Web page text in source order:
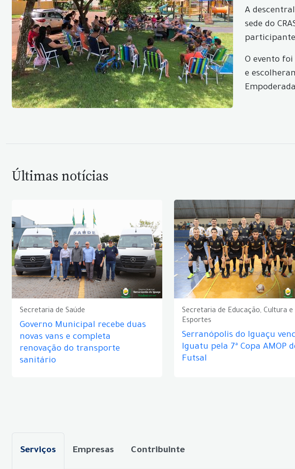
A
sede do
O evento
e
Últimas notícias
Secretaria de Saúde
Governo Municipal recebe duas
novas vans e completa
renovação do transporte
sanitário
Secretaria de Educação, Cultura e
Esportes
Serranópolis do Iguaçu
Iguatu pela 7ª Copa AMOP
Futsal
Serviços Empresas Contribuinte